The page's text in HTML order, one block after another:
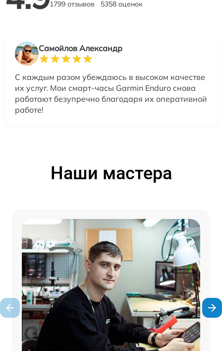
1799 отзывов 5358 оценок
Самойлов Александр
С каждым разом убеждаюсь в высоком качестве
их услуг. Мои смарт-часы Garmin Enduro снова
работают безупречно благодаря их оперативной
работе!
Наши мастера